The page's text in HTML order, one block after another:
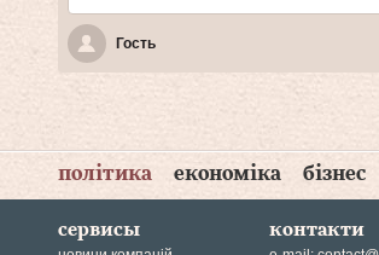
Гость
політика економіка бізнес
сервисы контакти